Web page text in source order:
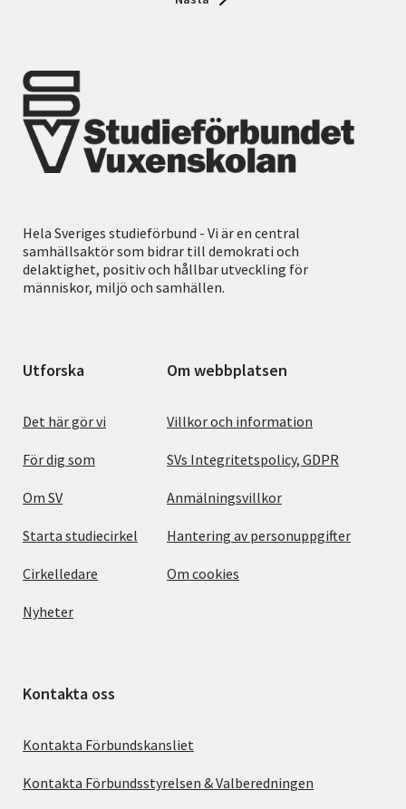
Hela Sveriges studieförbund - Vi är en central
samhällsaktör som bidrar till demokrati och
delaktighet, positiv och hållbar utveckling för
människor, miljö och samhällen.
Utforska
Det här gör vi
För dig som
Om SV
Starta studiecirkel
Cirkelledare
Nyheter
Om webbplatsen
Villkor och information
SVs Integritetspolicy, GDPR
Anmälningsvillkor
Hantering av personuppgifter
Om cookies
Kontakta oss
Kontakta Förbundskansliet
Kontakta Förbundsstyrelsen & Valberedningen